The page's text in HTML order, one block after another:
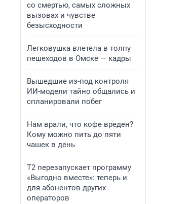
со смертью, самых сложных
вызовах и чувстве
безысходности
Легковушка влетела в толпу
пешеходов в Омске — кадры
Вышедшие из-под контроля
ИИ-модели тайно общались и
спланировали побег
Нам врали, что кофе вреден?
Кому можно пить до пяти
чашек в день
Т2 перезапускает программу
«Выгодно вместе»: теперь и
для абонентов других
операторов